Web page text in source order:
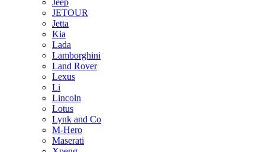
Jeep
JETOUR
Jetta
Kia
Lada
Lamborghini
Land Rover
Lexus
Li
Lincoln
Lotus
Lynk and Co
M-Hero
Maserati